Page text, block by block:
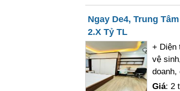
Ngay De4, Trung
2.X Tỷ TL
+ Diện
vệ
doanh,
Giá: 2